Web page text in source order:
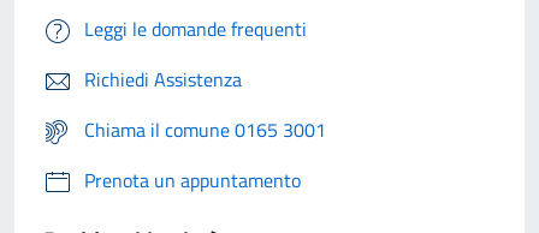
Leggi le domande frequenti
Richiedi Assistenza
Chiama il comune 0165 3001
Prenota un appuntamento